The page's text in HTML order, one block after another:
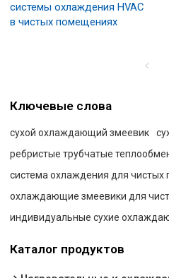
системы охлаждения HVAC
в чистых помещениях
Ключевые слова
сухой охлаждающий змеевик
ребристые трубчатые
система охлаждения для
охлаждающие змеевики для
индивидуальные сухие
Каталог продуктов